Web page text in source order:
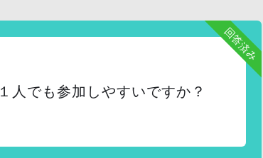
回答済み
１人でも参加しやすいですか？